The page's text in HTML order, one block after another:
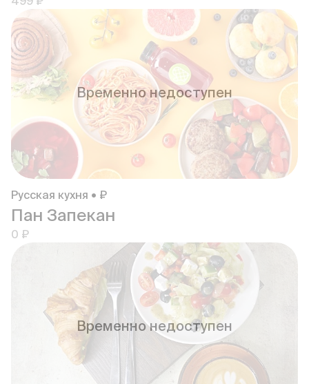
Временно недоступен
Русская кухня • ₽
Пан Запекан
0 ₽
Временно недоступен